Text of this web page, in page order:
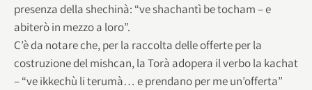
presenza della shechinà: “ve shachantì be tocham – e
abiterò in mezzo a loro”.
C’è da notare che, per la raccolta delle offerte per la
costruzione del mishcan, la Torà adopera il verbo la kachat
– “ve ikkechù li terumà… e prendano per me un’offerta”